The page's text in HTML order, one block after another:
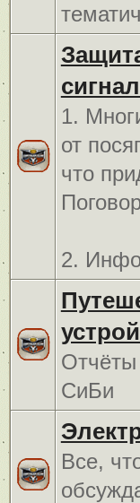
1.
от
что
2.
Отчёты
СиБи
Все,